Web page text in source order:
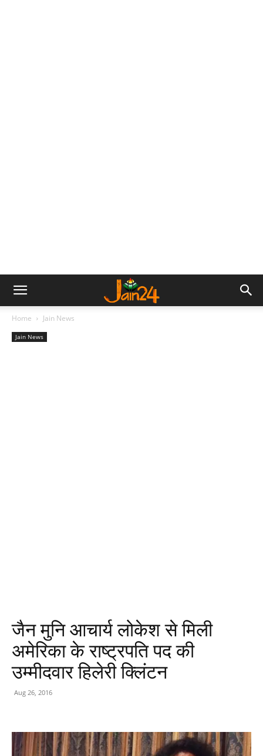
Home Jain News
Jain News
जैन मुनि आचार्य लोकेश से मिली
अमेरिका के राष्ट्रपति पद की
उम्मीदवार हिलेरी क्लिंटन
Aug 26, 2016